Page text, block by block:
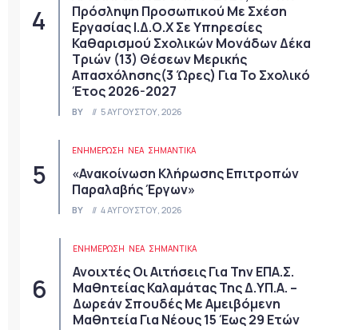
Πρόσληψη Προσωπικού Με Σχέση
Εργασίας Ι.Δ.Ο.Χ Σε Υπηρεσίες
Καθαρισμού Σχολικών Μονάδων Δέκα
Τριών (13) Θέσεων Μερικής
Απασχόλησης(3 Ώρες) Για Το Σχολικό
Έτος 2026-2027
BY 5 ΑΥΓΟΎΣΤΟΥ, 2026
ΕΝΗΜΕΡΩΣΗ ΝΈΑ ΣΗΜΑΝΤΙΚΆ
«Ανακοίνωση Κλήρωσης Επιτροπών
Παραλαβής Έργων»
BY 4 ΑΥΓΟΎΣΤΟΥ, 2026
ΕΝΗΜΕΡΩΣΗ ΝΈΑ ΣΗΜΑΝΤΙΚΆ
Ανοιχτές Οι Αιτήσεις Για Την ΕΠΑ.Σ.
Μαθητείας Καλαμάτας Της Δ.ΥΠ.Α. –
Δωρεάν Σπουδές Με Αμειβόμενη
Μαθητεία Για Νέους 15 Έως 29 Ετών